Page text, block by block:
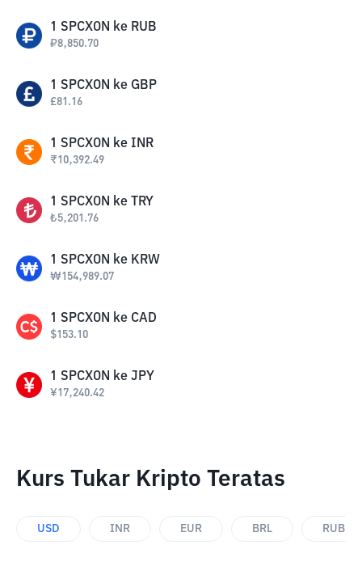
1 SPCXON ke RUB
₽8,850.70
1 SPCXON ke GBP
£81.16
1 SPCXON ke INR
₹10,392.49
1 SPCXON ke TRY
₺5,201.76
1 SPCXON ke KRW
₩154,989.07
1 SPCXON ke CAD
$153.10
1 SPCXON ke JPY
¥17,240.42
Kurs Tukar Kripto Teratas
USD INR EUR BRL RUB